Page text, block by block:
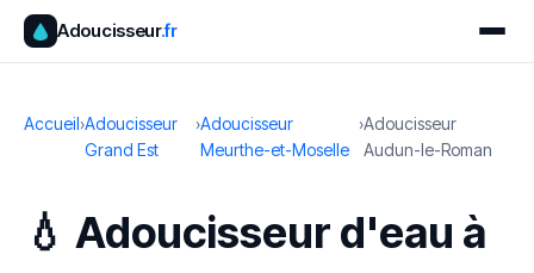
Adoucisseur.fr
Accueil›Adoucisseur
Grand Est
›Adoucisseur
Meurthe-et-Moselle
›Adoucisseur
Audun-le-Roman
💧 Adoucisseur d'eau à